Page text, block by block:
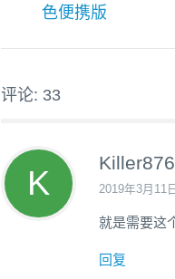
色便携版
评论: 33
2019年3月11
就是需要这
回复